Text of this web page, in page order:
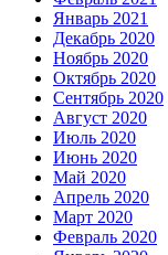
Январь 2021
Декабрь 2020
Ноябрь 2020
Октябрь 2020
Сентябрь 2020
Август 2020
Июль 2020
Июнь 2020
Май 2020
Апрель 2020
Март 2020
Февраль 2020